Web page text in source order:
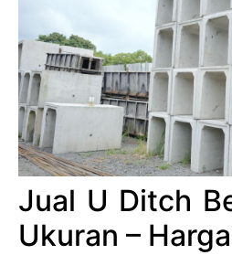
Jual U Ditch
Ukuran –